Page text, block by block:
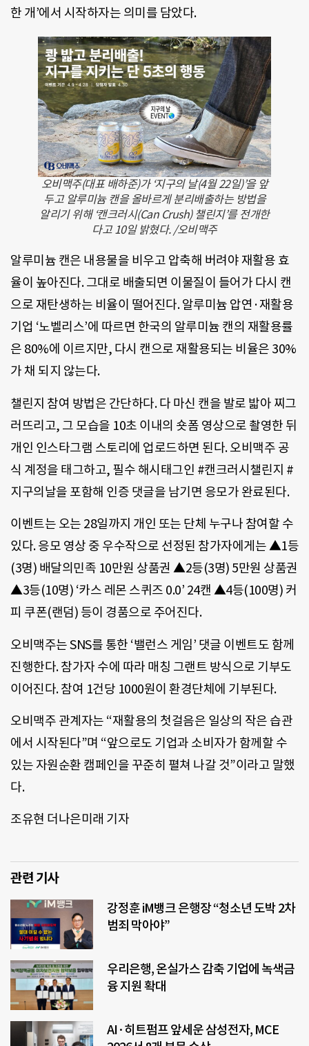
한 개’에서 시작하자는 의미를 담았다.
오비맥주(대표 배하준)가 ‘지구의 날(4월 22일)’을 앞
두고 알루미늄 캔을 올바르게 분리배출하는 방법을
알리기 위해 ‘캔크러시(Can Crush) 챌린지’를 전개한
다고 10일 밝혔다. /오비맥주
알루미늄 캔은 내용물을 비우고 압축해 버려야 재활용 효
율이 높아진다. 그대로 배출되면 이물질이 들어가 다시 캔
으로 재탄생하는 비율이 떨어진다. 알루미늄 압연·재활용
기업 ‘노벨리스’에 따르면 한국의 알루미늄 캔의 재활용률
은 80%에 이르지만, 다시 캔으로 재활용되는 비율은 30%
가 채 되지 않는다.
챌린지 참여 방법은 간단하다. 다 마신 캔을 발로 밟아 찌그
러뜨리고, 그 모습을 10초 이내의 숏폼 영상으로 촬영한 뒤
개인 인스타그램 스토리에 업로드하면 된다. 오비맥주 공
식 계정을 태그하고, 필수 해시태그인 #캔크러시챌린지 #
지구의날을 포함해 인증 댓글을 남기면 응모가 완료된다.
이벤트는 오는 28일까지 개인 또는 단체 누구나 참여할 수
있다. 응모 영상 중 우수작으로 선정된 참가자에게는 ▲1등
(3명) 배달의민족 10만원 상품권 ▲2등(3명) 5만원 상품권
▲3등(10명) ‘카스 레몬 스퀴즈 0.0’ 24캔 ▲4등(100명) 커
피 쿠폰(랜덤) 등이 경품으로 주어진다.
오비맥주는 SNS를 통한 ‘밸런스 게임’ 댓글 이벤트도 함께
진행한다. 참가자 수에 따라 매칭 그랜트 방식으로 기부도
이어진다. 참여 1건당 1000원이 환경단체에 기부된다.
오비맥주 관계자는 “재활용의 첫걸음은 일상의 작은 습관
에서 시작된다”며 “앞으로도 기업과 소비자가 함께할 수
있는 자원순환 캠페인을 꾸준히 펼쳐 나갈 것”이라고 말했
다.
조유현 더나은미래 기자
관련 기사
강정훈 iM뱅크 은행장 “청소년 도박 2차
범죄 막아야”
우리은행, 온실가스 감축 기업에 녹색금
융 지원 확대
AI·히트펌프 앞세운 삼성전자, MCE